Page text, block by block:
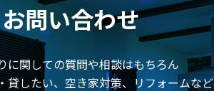
お問い合わせ
に関しての質問や相談はもちろん
貸したい、空き家対策、リフォームなど